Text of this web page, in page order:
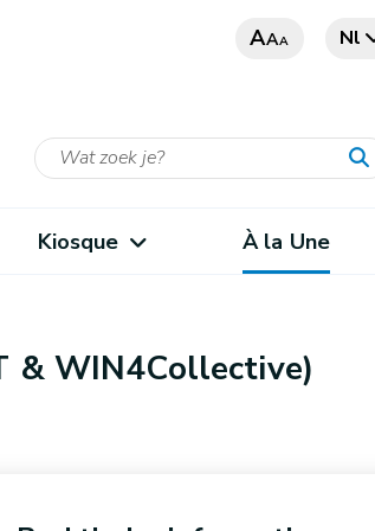
AAA Nl
Kiosque À la Une
& WIN4Collective)